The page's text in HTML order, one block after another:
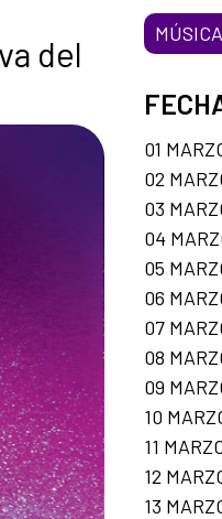
del
01
02
03
04
05
06
07
08
09
10
11
12
13